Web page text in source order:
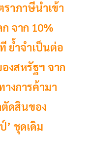
าภาษีนำเข้า
จาก 10%
ย้ำจำเป็นต่อ
งสหรัฐฯ จาก
งการค้ามา
ตัดสินของ
’ ชุดเดิม